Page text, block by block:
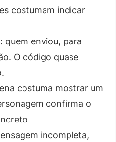
costumam indicar
enviou, para
O código quase
costuma mostrar um
confirma o
incompleta,